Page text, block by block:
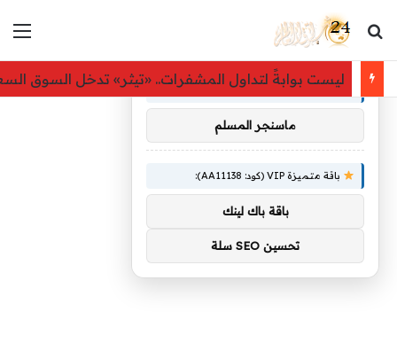
بحث عن
ليست بوابةً لتداول المشفرات.. «تيثر» تدخل السوق
توصيات :
باقة متميزة VIP (كود: AA26790):
ماسنجر المسلم
باقة متميزة VIP (كود: AA11138):
باقة باك لينك
تحسين SEO سلة